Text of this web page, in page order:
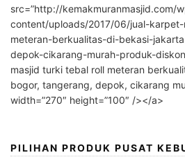
src=”http://kemakmuranmasjid.com/
content/uploads/2017/06/jual-
meteran-berkualitas-di-bekasi-
depok-cikarang-murah-produk-
masjid turki tebal roll meteran
bogor, tangerang, depok, cikarang
width=”270″ height=”100″ /></a>
PILIHAN PRODUK PUSAT